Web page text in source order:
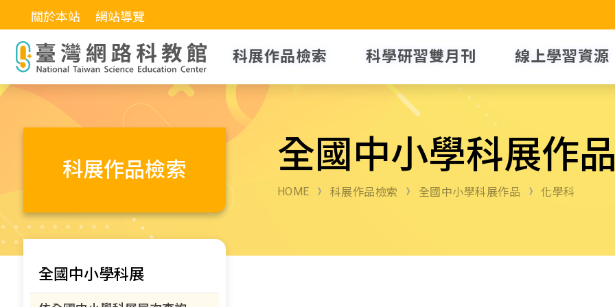
關於本站 網站導覽
科展作品檢索 科學研習雙月刊 線上學習資源
科展作品檢索 全國中小學科展作
HOME 科展作品檢索 全國中小學科展作品 化學科
全國中小學科展